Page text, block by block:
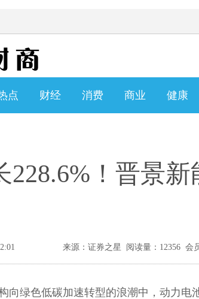
点 财经 消费 商业 健康
228.6%！晋景
来源：证券之星 阅读量：12356 会
向绿色低碳加速转型的浪潮中，动力电